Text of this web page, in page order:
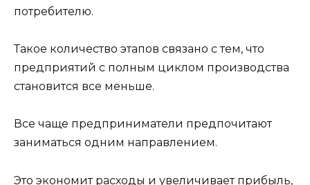
потребителю.
Такое количество этапов связано с тем, что
предприятий с полным циклом производства
становится все меньше.
Все чаще предприниматели предпочитают
заниматься одним направлением.
Это экономит расходы и увеличивает прибыль,